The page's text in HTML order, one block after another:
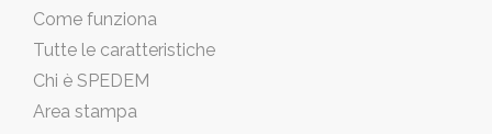
Come funziona
Tutte le caratteristiche
Chi è SPEDEM
Area stampa